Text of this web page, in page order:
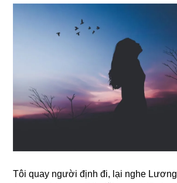
Tôi quay người định đi, lại nghe